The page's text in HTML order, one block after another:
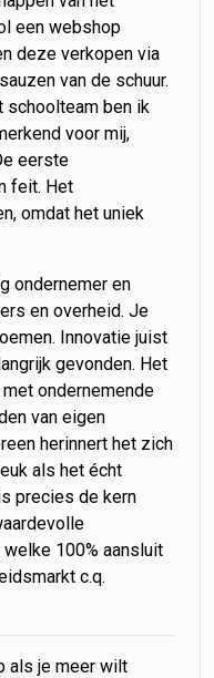
een webshop
deze verkopen via
van de schuur.
schoolteam ben ik
voor mij,
eerste
feit. Het
omdat het uniek
ondernemer en
en overheid. Je
Innovatie juist
gevonden. Het
ondernemende
van eigen
herinnert het zich
als het écht
precies de kern
100% aansluit
c.q.
als je meer wilt